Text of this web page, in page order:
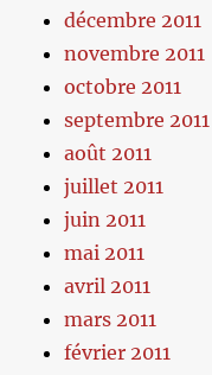
décembre 2011
novembre 2011
octobre 2011
septembre 2011
août 2011
juillet 2011
juin 2011
mai 2011
avril 2011
mars 2011
février 2011